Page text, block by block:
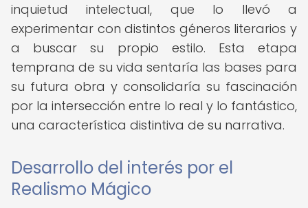
inquietud intelectual, que lo llevó a
experimentar con distintos géneros literarios y
a buscar su propio estilo. Esta etapa
temprana de su vida sentaría las bases para
su futura obra y consolidaría su fascinación
por la intersección entre lo real y lo fantástico,
una característica distintiva de su narrativa.
Desarrollo del interés por el
Realismo Mágico